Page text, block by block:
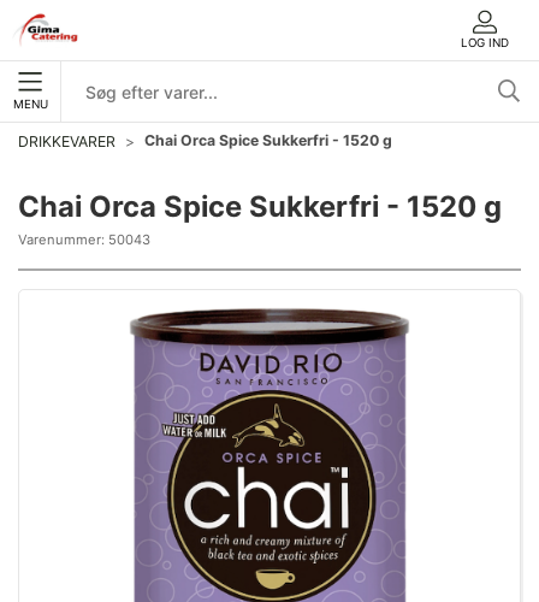
LOG IND
MENU
DRIKKEVARER Chai Orca Spice Sukkerfri - 1520 g
Chai Orca Spice Sukkerfri - 1520 g
Varenummer: 50043